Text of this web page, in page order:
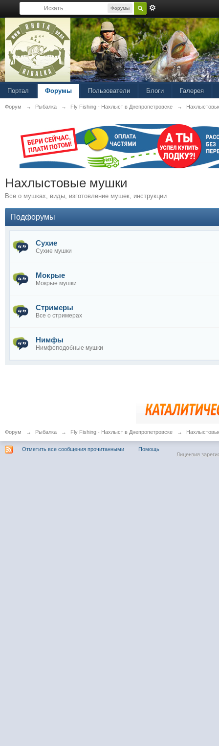
Форумы
Портал Форумы Пользователи Блоги Галерея
Форум → Рыбалка → Fly Fishing - Нахлыст в Днепропетровске →
Нахлыстовые мушки
Все о мушках, виды, изготовление мушек, инструкции
Подфорумы
Сухие
Сухие мушки
Мокрые
Мокрые мушки
Стримеры
Все о стримерах
Нимфы
Нимфоподобные мушки
Форум → Рыбалка → Fly Fishing - Нахлыст в Днепропетровске →
Отметить все сообщения прочитанными
Помощь
Лицензия